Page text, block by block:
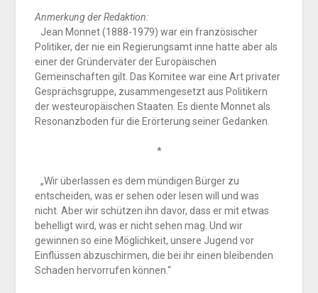
Anmerkung der Redaktion:
Jean Monnet (1888-1979) war ein französischer
Politiker, der nie ein Regierungsamt inne hatte aber als
einer der Gründerväter der Europäischen
Gemeinschaften gilt. Das Komitee war eine Art privater
Gesprächsgruppe, zusammengesetzt aus Politikern
der westeuropäischen Staaten. Es diente Monnet als
Resonanzboden für die Erörterung seiner Gedanken.
*
„Wir überlassen es dem mündigen Bürger zu
entscheiden, was er sehen oder lesen will und was
nicht. Aber wir schützen ihn davor, dass er mit etwas
behelligt wird, was er nicht sehen mag. Und wir
gewinnen so eine Möglichkeit, unsere Jugend vor
Einflüssen abzuschirmen, die bei ihr einen bleibenden
Schaden hervorrufen können.“